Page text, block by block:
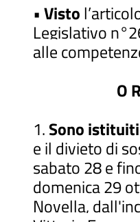
•Visto
Legislativo
alle
O
1.Sono istituiti
e il divieto di
sabato 28 e
domenica 29
Novella,